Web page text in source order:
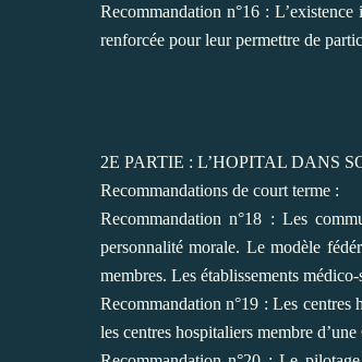
Recommandation n°16 :
renforcée pour leur permettre de
2E PARTIE : L’HOPITAL DANS
Recommandations de court terme :
Recommandation n°18 : Les
personnalité morale. Le modèle
membres. Les établissements médico-
Recommandation n°19 : Les
les centres hospitaliers membre